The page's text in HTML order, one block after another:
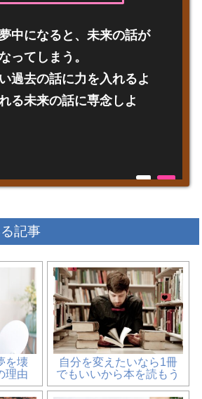
中になると、未来の話が
ってしまう。
過去の話に力を入れるよ
る未来の話に専念しよ
記事
を壊
理由
自分を変えたいなら1冊
でもいいから本を読もう